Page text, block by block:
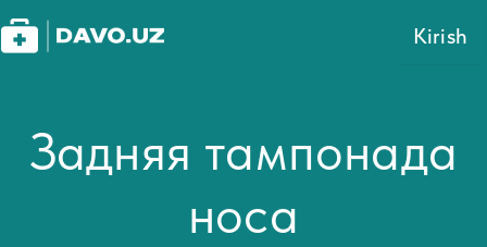
Kirish
Задняя тампонада
носа